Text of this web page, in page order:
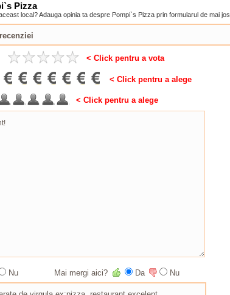
Pizza
local? Adauga opinia ta despre Pompi`s Pizza prin formularul de mai jos.
< Click pentru a vota
< Click pentru a alege
< Click pentru a alege
Nu Mai mergi aici? Da Nu